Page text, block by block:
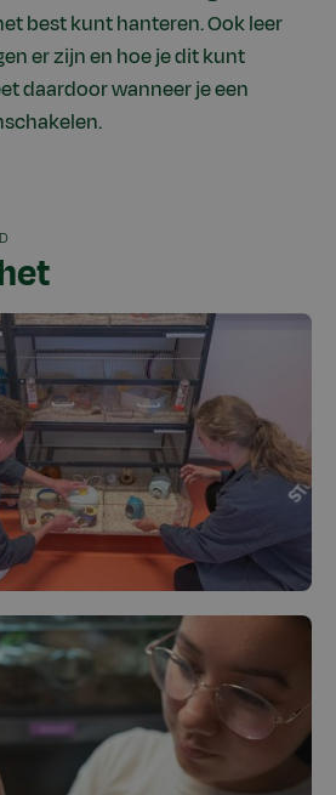
best kunt hanteren. Ook leer
er zijn en hoe je dit kunt
daardoor wanneer je een